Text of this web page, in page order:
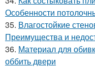
Особенности
35. Влагостойкие
Преимущества и
36. Материал для
оббить двери